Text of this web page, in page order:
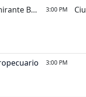
Almirante Brown
3:00 PM
3:00 PM